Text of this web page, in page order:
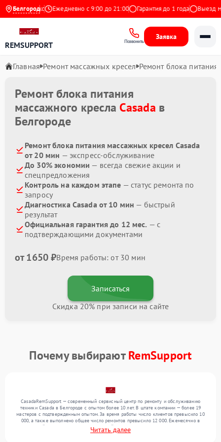
Белгород
4.9 на Яндекс Ежедневно с 9:00 до 21:00 Гарантия до 1 года Выезд
REMSUPPORT Позвонить
Заявка
Главная Ремонт массажных кресел Ремонт блока питания
Ремонт блока питания
массажного кресла Casada в
Белгороде
Ремонт блока питания массажных кресел Casada
от 20 мин — экспресс-обслуживание
До 30% экономии — всегда свежие акции и
спецпредложения
Контроль на каждом этапе — статус ремонта по
запросу
Диагностика Casada от 10 мин — быстрый
результат
Официальная гарантия до 12 мес. — с
подтверждающими документами
от 1650 ₽Время работы: от 30 мин
Записаться
Скидка 20% при записи на сайте
Почему выбираютRemSupport
CasadaRemSupport — современный сервисный центр по ремонту и обслуживанию
техники Casada в Белгороде с опытом более 10 лет. В штате компании — более 19
мастеров с подтвержденным опытом. За время работы число клиентов превысило 10
000, а также выполнено общее число ремонтов превысило 12 000. Ежемесячно в
сервисный центр поступает от 300 устройств, включая , , . Мы выполняем ремонт
различного уровня сложности и гарантируем высокое качество обслуживания
Читать далее